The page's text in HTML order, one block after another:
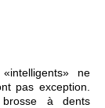
ne
pas exception.
à dents